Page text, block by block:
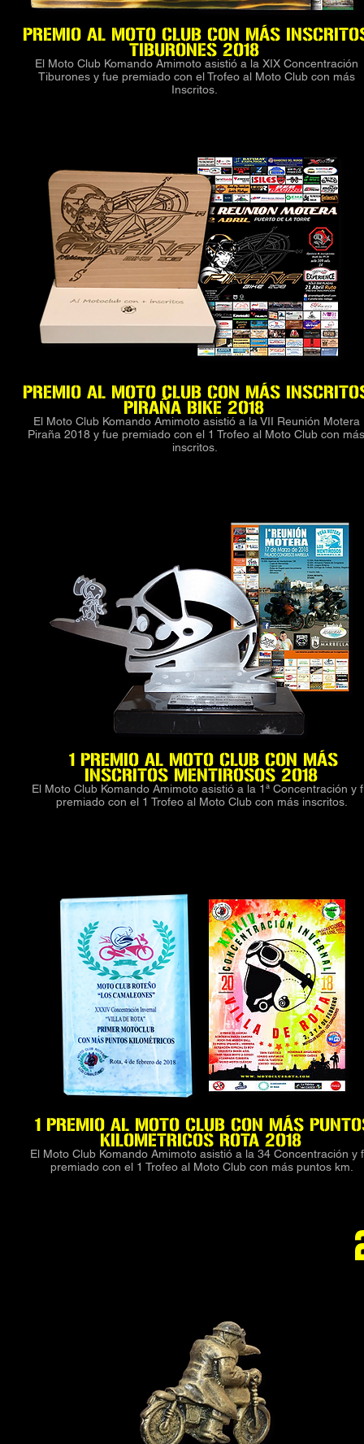
PREMIO AL MOTO CLUB CON MÁS
TIBURONES 2018
El Moto Club Komando Amimoto asistió a la XIX Concentración
Tiburones y fue premiado con el Trofeo al Moto Club con más
Inscritos.
PREMIO AL MOTO CLUB CON MÁS
PIRAÑA BIKE 2018
El Moto Club Komando Amimoto asistió a la VII Reunión Motera
Piraña 2018 y fue premiado con el 1 Trofeo al Moto Club con más
inscritos.
1 PREMIO AL MOTO CLUB CON MÁS
INSCRITOS MENTIROSOS2018
El Moto Club Komando Amimoto asistió a la 1ª Concentración y
premiado con el 1 Trofeo al Moto Club con más inscritos.
1 PREMIO AL MOTO CLUB CON MÁS
KILOMETRICOS ROTA 2018
El Moto Club Komando Amimoto asistió a la 34 Concentración y
premiado con el 1 Trofeo al Moto Club con más puntos km.